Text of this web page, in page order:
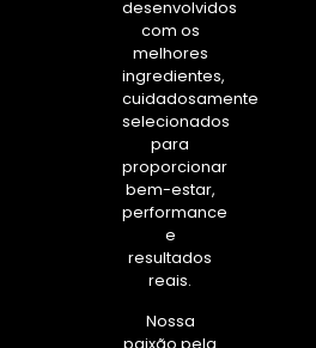
desenvolvidos
com os
melhores
ingredientes,
cuidadosamente
selecionados
para
proporcionar
bem-estar,
performance
e
resultados
reais.
Nossa
paixão pela